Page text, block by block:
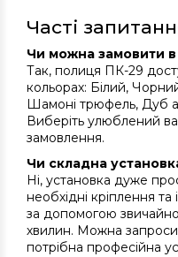
Часті
Чи можна замовити в
Так, полиця ПК-29
кольорах: Білий,
Шамоні трюфель, Дуб
Виберіть улюблений
замовлення.
Чи складна
Ні, установка дуже
необхідні кріплення
за допомогою
хвилин. Можна
потрібна професійна